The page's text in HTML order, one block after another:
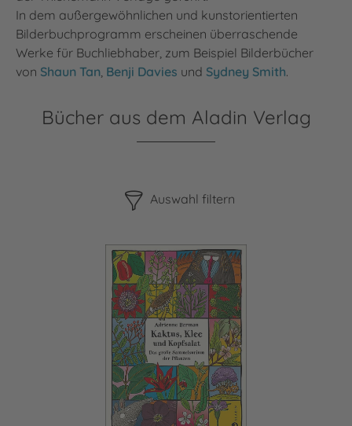
In dem außergewöhnlichen und kunstorientierten
Bilderbuchprogramm erscheinen überraschende
Werke für Buchliebhaber, zum Beispiel Bilderbücher
von Shaun Tan, Benji Davies und Sydney Smith.
Bücher aus dem Aladin Verlag
Auswahl filtern